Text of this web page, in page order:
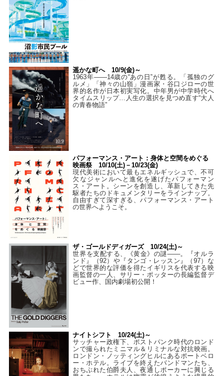
遥かな町へ 10/9(金)～
1963年――14歳の“あの日”が甦る。「孤独のグ
ルメ」「神々の山嶺」漫画家・谷口ジローの世
界的名作が日本初実写化。中年男が中学時代へ
タイムスリップ…人生の選択を見つめ直す“大人
の青春物語”
パフォーマンス・アート：身体と空間をめぐる
映画祭 10/10(土)－10/23(金)
現代美術において最もエネルギッシュで、不可
欠なジャンルへと進化を遂げたパフォーマン
ス・アート。シーンを創造し、革新してきた先
駆者たちのドキュメンタリーをラインナップ。
自由すぎて深すぎる、パフォーマンス・アート
の世界へようこそ。
ザ・ゴールドディガーズ 10/24(土)～
世界を支配する、《黄金》の謎――。『オルラ
ンド』（92）や『タンゴ・レッスン』（97）な
どで世界的な評価を得たイギリスを代表する映
画監督の一人、サリー・ポッターの長編監督デ
ビュー作、国内劇場初公開！
ナイトシフト 10/24(土)～
サッチャー政権下、ポストパンク時代のロンド
ンで撮られたミニマル＆リミナルな対抗映画。
ロンドン・ノッティングヒルにあるポートベロ
ー・ホテル。ライブを終えたバンドマンたち、
おちぶれた伯爵夫人、夜通しポーカーに興じる